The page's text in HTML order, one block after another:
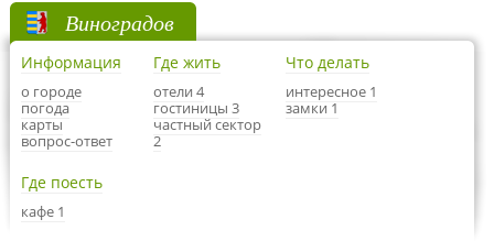
Виноградов
Информация
о городе
погода
карты
вопрос-ответ
Где жить
отели 4
гостиницы 3
частный сектор
2
Что делать
интересное 1
замки 1
Где поесть
кафе 1